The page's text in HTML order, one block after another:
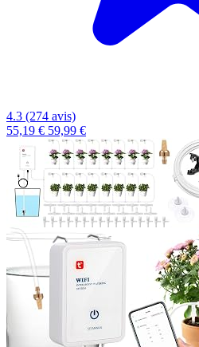
4.3 (274 avis)
55,19 € 59,99 €